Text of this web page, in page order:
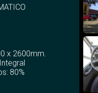
x 2600mm.
80%